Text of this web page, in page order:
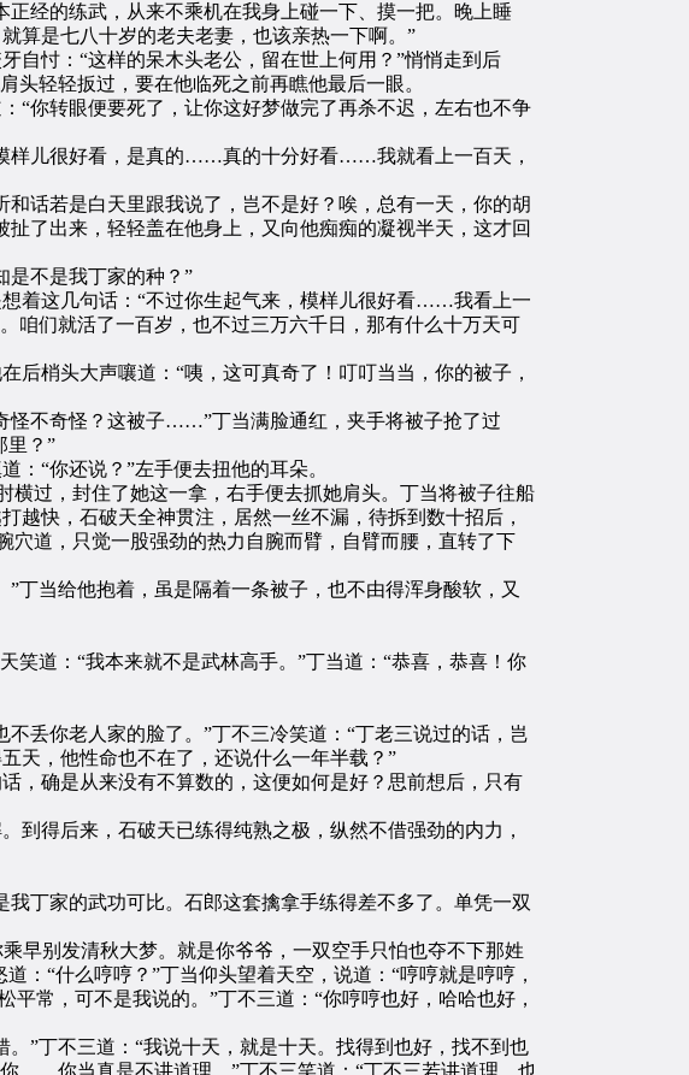
经的练武，从来不乘机在我身上碰一下、摸一把。晚上睡
算是七八十岁的老夫老妻，也该亲热一下啊。”
忖：“这样的呆木头老公，留在世上何用？”悄悄走到后
头轻轻扳过，要在他临死之前再瞧他最后一眼。
你转眼便要死了，让你这好梦做完了再杀不迟，左右也不争
儿很好看，是真的……真的十分好看……我就看上一百天，
话若是白天里跟我说了，岂不是好？唉，总有一天，你的胡
了出来，轻轻盖在他身上，又向他痴痴的凝视半天，这才回
不是我丁家的种？”
着这几句话：“不过你生起气来，模样儿很好看……我看上一
咱们就活了一百岁，也不过三万六千日，那有什么十万天可
梢头大声嚷道：“咦，这可真奇了！叮叮当当，你的被子，
不奇怪？这被子……”丁当满脸通红，夹手将被子抢了过
里？”
“你还说？”左手便去扭他的耳朵。
过，封住了她这一拿，右手便去抓她肩头。丁当将被子往船
越快，石破天全神贯注，居然一丝不漏，待拆到数十招后，
穴道，只觉一股强劲的热力自腕而臂，自臂而腰，直转了下
当给他抱着，虽是隔着一条被子，也不由得浑身酸软，又
道：“我本来就不是武林高手。”丁当道：“恭喜，恭喜！你
丢你老人家的脸了。”丁不三冷笑道：“丁老三说过的话，岂
天，他性命也不在了，还说什么一年半载？”
确是从来没有不算数的，这便如何是好？思前想后，只有
得后来，石破天已练得纯熟之极，纵然不借强劲的内力，
丁家的武功可比。石郎这套擒拿手练得差不多了。单凭一双
早别发清秋大梦。就是你爷爷，一双空手只怕也夺不下那姓
“什么哼哼？”丁当仰头望着天空，说道：“哼哼就是哼哼，
常，可不是我说的。”丁不三道：“你哼哼也好，哈哈也好，
”丁不三道：“我说十天，就是十天。找得到也好，找不到也
……你当真是不讲道理。”丁不三笑道：“丁不三若讲道理，也